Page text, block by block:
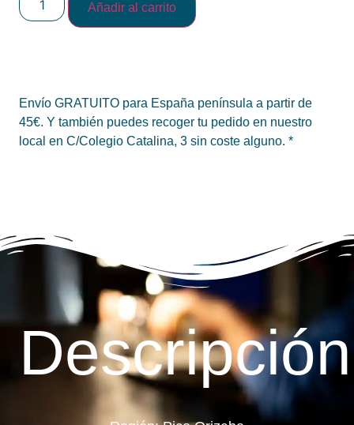
Añadir al carrito
Envío GRATUITO para España península a partir de
45€. Y también puedes recoger tu pedido en nuestro
local en C/Colegio Catalina, 3 sin coste alguno. *
Descripción